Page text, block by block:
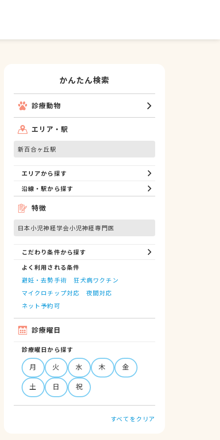
かんたん検索
診療動物
エリア・駅
新百合ヶ丘駅
エリアから探す
沿線・駅から探す
特徴
日本小児神経学会小児神経専門医
こだわり条件から探す
よく利用される条件
避妊・去勢手術
狂犬病ワクチン
マイクロチップ対応
夜間対応
ネット予約可
診療曜日
診療曜日から探す
月 火 水 木
金
土
日 祝
すべてをクリア